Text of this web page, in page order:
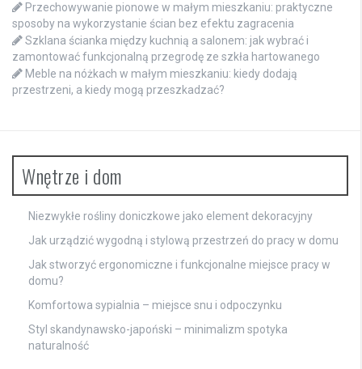
Przechowywanie pionowe w małym mieszkaniu: praktyczne
sposoby na wykorzystanie ścian bez efektu zagracenia
Szklana ścianka między kuchnią a salonem: jak wybrać i
zamontować funkcjonalną przegrodę ze szkła hartowanego
Meble na nóżkach w małym mieszkaniu: kiedy dodają
przestrzeni, a kiedy mogą przeszkadzać?
Wnętrze i dom
Niezwykłe rośliny doniczkowe jako element dekoracyjny
Jak urządzić wygodną i stylową przestrzeń do pracy w domu
Jak stworzyć ergonomiczne i funkcjonalne miejsce pracy w
domu?
Komfortowa sypialnia – miejsce snu i odpoczynku
Styl skandynawsko-japoński – minimalizm spotyka
naturalność